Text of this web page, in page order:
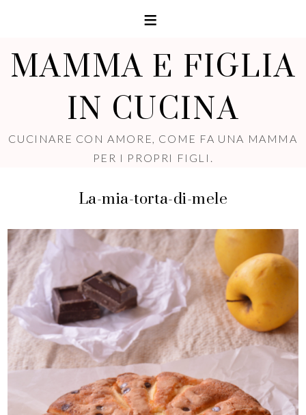
MAMMA E FIGLIA
IN CUCINA
CUCINARE CON AMORE, COME FA UNA MAMMA
PER I PROPRI FIGLI.
La-mia-torta-di-mele